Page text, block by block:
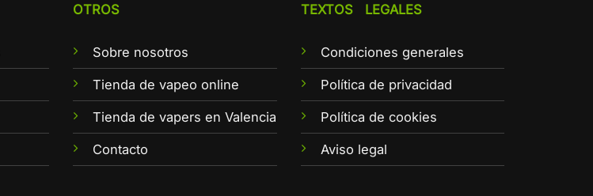
OTROS
Sobre nosotros
Tienda de vapeo online
Tienda de vapers en Valencia
Contacto
TEXTOS LEGALES
Condiciones generales
Política de privacidad
Política de cookies
Aviso legal